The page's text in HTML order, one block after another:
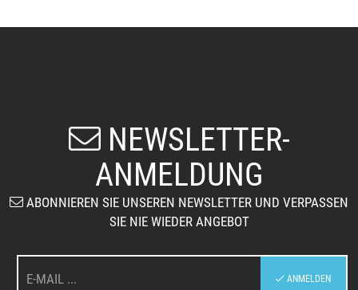
NEWSLETTER-
ANMELDUNG
ABONNIEREN SIE UNSEREN NEWSLETTER UND VERPASSEN
SIE NIE WIEDER ANGEBOT
ANMELDEN